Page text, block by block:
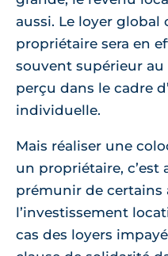
aussi. Le loyer global
propriétaire sera en
souvent supérieur
perçu dans le cadre
individuelle.
Mais réaliser une
un propriétaire, c’est
prémunir de certains
l’investissement
cas des loyers